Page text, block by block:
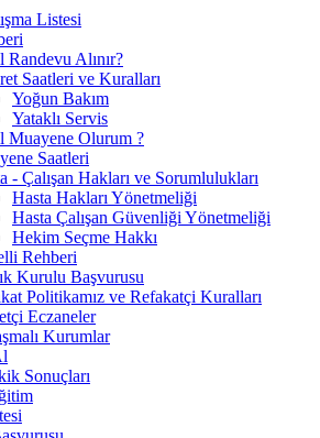
Listesi
Randevu Alınır?
Saatleri ve Kuralları
Yoğun Bakım
Yataklı Servis
Muayene Olurum ?
Saatleri
- Çalışan Hakları ve Sorumlulukları
Hasta Hakları Yönetmeliği
Hasta Çalışan Güvenliği Yönetmeliği
Hekim Seçme Hakkı
Rehberi
Kurulu Başvurusu
Politikamız ve Refakatçi Kuralları
Eczaneler
Kurumlar
Sonuçları